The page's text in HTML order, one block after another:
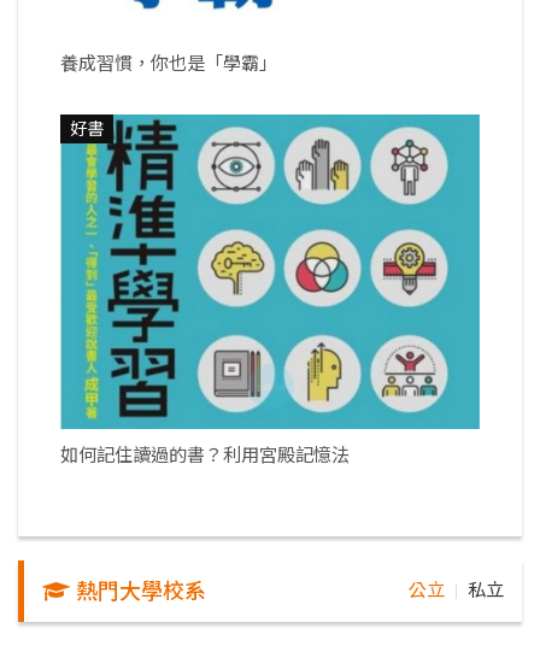
養成習慣，你也是「學霸」
好書
如何記住讀過的書？利用宮殿記憶法
熱門大學校系 公立 私立